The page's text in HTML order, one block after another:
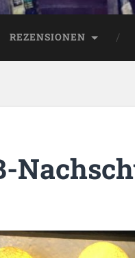
REZENSIONEN